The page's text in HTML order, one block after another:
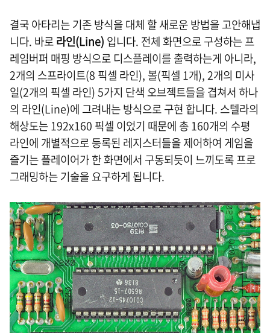
결국 아타리는 기존 방식을 대체 할 새로운 방법을 고안해냅
니다. 바로라인(Line) 입니다. 전체 화면으로 구성하는 프
레임버퍼 매핑 방식으로 디스플레이를 출력하는게 아니라,
2개의 스프라이트(8 픽셀 라인), 볼(픽셀 1개), 2개의 미사
일(2개의 픽셀 라인) 5가지 단색 오브젝트들을 겹쳐서 하나
의 라인(Line)에 그려내는 방식으로 구현 합니다. 스텔라의
해상도는 192x160 픽셀 이었기 때문에 총 160개의 수평
라인에 개별적으로 등록된 레지스터들을 제어하여 게임을
즐기는 플레이어가 한 화면에서 구동되듯이 느끼도록 프로
그래밍하는 기술을 요구하게 됩니다.